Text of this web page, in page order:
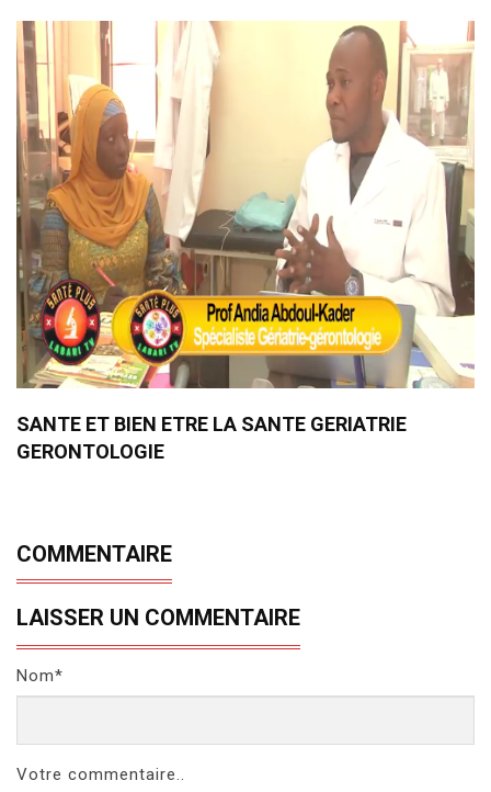
SANTE ET BIEN ETRE LA SANTE GERIATRIE
GERONTOLOGIE
COMMENTAIRE
LAISSER UN COMMENTAIRE
Nom*
Votre commentaire..